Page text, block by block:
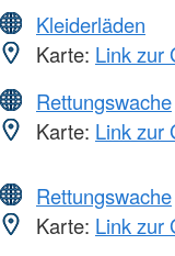
Kleiderläden
Karte: Link zur
Rettungswache
Karte: Link zur
Rettungswache
Karte: Link zur